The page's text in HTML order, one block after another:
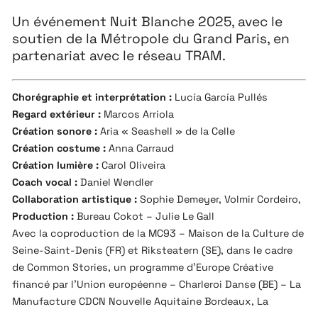
Un événement Nuit Blanche 2025, avec le
soutien de la Métropole du Grand Paris, en
partenariat avec le réseau TRAM.
Chorégraphie et interprétation : Lucía García Pullés
Regard extérieur : Marcos Arriola
Création sonore :Aria « Seashell » de la Celle
Création costume : Anna Carraud
Création lumière : Carol Oliveira
Coach vocal : Daniel Wendler
Collaboration artistique : Sophie Demeyer, Volmir Cordeiro,
Production : Bureau Cokot – Julie Le Gall
Avec la coproduction de la MC93 – Maison de la Culture de
Seine-Saint-Denis (FR) et Riksteatern (SE), dans le cadre
de Common Stories, un programme d’Europe Créative
financé par l’Union européenne – Charleroi Danse (BE) – La
Manufacture CDCN Nouvelle Aquitaine Bordeaux, La